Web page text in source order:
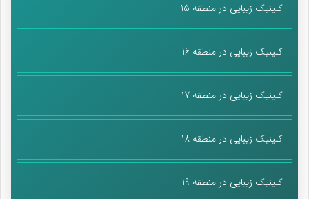
کلینیک زیبایی در منطقه 15
کلینیک زیبایی در منطقه 16
کلینیک زیبایی در منطقه 17
کلینیک زیبایی در منطقه 18
کلینیک زیبایی در منطقه 19